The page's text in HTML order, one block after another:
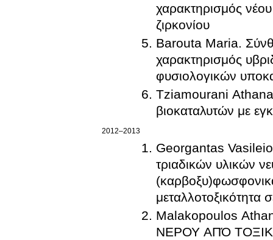
χαρακτηρισμός
ζιρκονίου
Barouta Maria.
χαρακτηρισμός
φυσιολογικών
Tziamourani
βιοκαταλυτών με
2012–2013
Georgantas
τριαδικών υλικών
μεταλλοτοξικότητα
Malakopoulos
ΝΕΡΟΥ ΑΠΌ